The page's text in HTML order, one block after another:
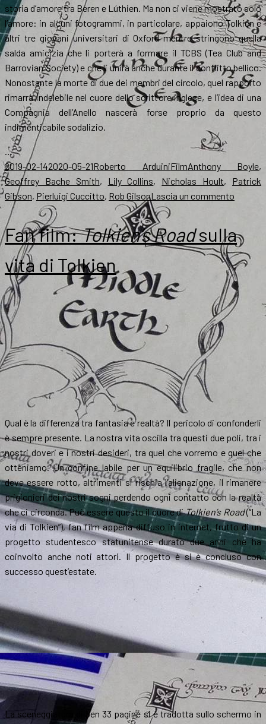
storia d’amore tra Beren e Lúthien. Ma non ci viene mostrato solo
l’amore: in alcuni fotogrammi, in particolare, appaiono Tolkien e
altri tre giovani universitari di Oxford mentre stringono quella
salda amicizia che li porterà a formare il TCBS (Tea Club and
Barrovian Society) e che li unirà anche durante il conflitto bellico.
Nonostante la morte di due dei membri del circolo, quel rapporto
rimarrà indelebile nel cuore dello scrittore inglese, e l’idea di una
Compagnia dell’Anello nascerà forse proprio da questo
indimenticabile sodalizio.
…
Scritto
il
2019-02-142020-05-21Autore
Roberto ArduiniCategorie
FilmTag
Anthony Boyle,
Geoffrey Bache Smith, Lily Collins, Nicholas Hoult, Patrick
Gibson, Pierluigi Cuccitto, Rob GilsonLascia un commento
e
Fan film:Tolkien’s Roadsulla
vita di Tolkien
Qual è la differenza tra fantasia e realtà? Il pericolo di confonderli
è sempre presente. La nostra vita oscilla tra questi due poli, tra i
nostri doveri e i nostri desideri, tra quel che vorremo e quel che
otteniamo. Un confine labile per un equilibrio fragile, che non
deve essere rotto, altrimenti si rischia l’alienazione, il rimanere
prigionieri dei nostri sogni perdendo ogni contatto con la realtà
che ci circonda. Può essere questo il cuore diTolkien’s Road(“La
via di Tolkien”), fan film appena diffuso in internet, frutto di un
progetto studentesco statunitense durato due anni che ha
coinvolto anche noti attori. Il progetto è si è concluso con
successo quest’estate.
La sceneggiatura di ben 33 pagine si è tradotta sullo schermo in